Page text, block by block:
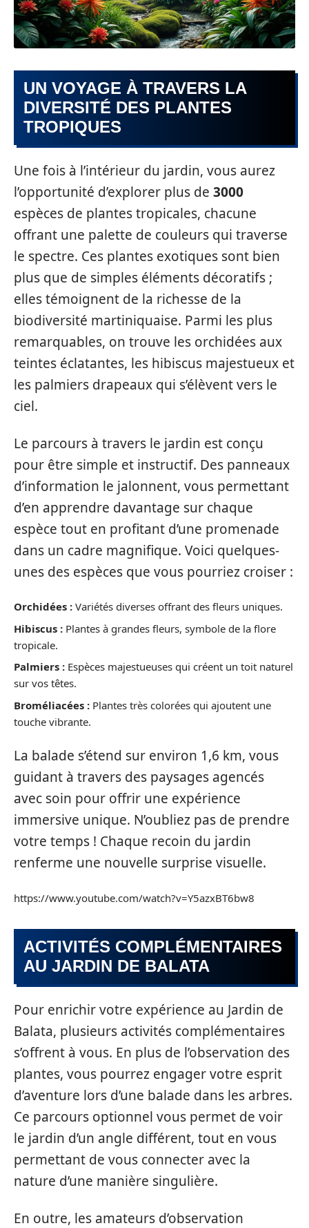
UN VOYAGE À TRAVERS LA
DIVERSITÉ DES PLANTES
TROPIQUES
Une fois à l’intérieur du jardin, vous aurez
l’opportunité d’explorer plus de 3000
espèces de plantes tropicales, chacune
offrant une palette de couleurs qui traverse
le spectre. Ces plantes exotiques sont bien
plus que de simples éléments décoratifs ;
elles témoignent de la richesse de la
biodiversité martiniquaise. Parmi les plus
remarquables, on trouve les orchidées aux
teintes éclatantes, les hibiscus majestueux et
les palmiers drapeaux qui s’élèvent vers le
ciel.
Le parcours à travers le jardin est conçu
pour être simple et instructif. Des panneaux
d’information le jalonnent, vous permettant
d’en apprendre davantage sur chaque
espèce tout en profitant d’une promenade
dans un cadre magnifique. Voici quelques-
unes des espèces que vous pourriez croiser :
Orchidées : Variétés diverses offrant des fleurs uniques.
Hibiscus : Plantes à grandes fleurs, symbole de la flore
tropicale.
Palmiers : Espèces majestueuses qui créent un toit naturel
sur vos têtes.
Broméliacées : Plantes très colorées qui ajoutent une
touche vibrante.
La balade s’étend sur environ 1,6 km, vous
guidant à travers des paysages agencés
avec soin pour offrir une expérience
immersive unique. N’oubliez pas de prendre
votre temps ! Chaque recoin du jardin
renferme une nouvelle surprise visuelle.
https://www.youtube.com/watch?v=Y5azxBT6bw8
ACTIVITÉS COMPLÉMENTAIRES
AU JARDIN DE BALATA
Pour enrichir votre expérience au Jardin de
Balata, plusieurs activités complémentaires
s’offrent à vous. En plus de l’observation des
plantes, vous pourrez engager votre esprit
d’aventure lors d’une balade dans les arbres.
Ce parcours optionnel vous permet de voir
le jardin d’un angle différent, tout en vous
permettant de vous connecter avec la
nature d’une manière singulière.
En outre, les amateurs d’observation